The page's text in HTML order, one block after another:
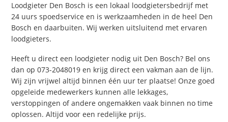
Loodgieter Den Bosch is een lokaal loodgietersbedrijf met
24 uurs spoedservice en is werkzaamheden in de heel Den
Bosch en daarbuiten. Wij werken uitsluitend met ervaren
loodgieters.
Heeft u direct een loodgieter nodig uit Den Bosch? Bel ons
dan op 073-2048019 en krijg direct een vakman aan de lijn.
Wij zijn vrijwel altijd binnen één uur ter plaatse! Onze goed
opgeleide medewerkers kunnen alle lekkages,
verstoppingen of andere ongemakken vaak binnen no time
oplossen. Altijd voor een redelijke prijs.